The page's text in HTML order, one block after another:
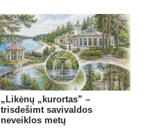
„Likėnų „kurortas” –
trisdešimt savivaldos
neveiklos metų